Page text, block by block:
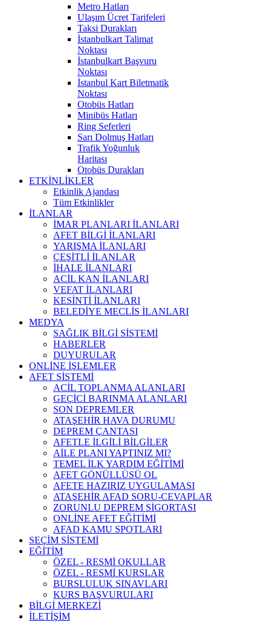
Metro Hatları
Ulaşım Ücret Tarifeleri
Taksi Durakları
İstanbulkart Talimat
Noktası
İstanbulkart Başvuru
Noktası
İstanbul Kart Biletmatik
Noktası
Otobüs Hatları
Minibüs Hatları
Ring Seferleri
Sarı Dolmuş Hatları
Trafik Yoğunluk
Haritası
Otobüs Durakları
ETKİNLİKLER
Etkinlik Ajandası
Tüm Etkinlikler
İLANLAR
İMAR PLANLARI İLANLARI
AFET BİLGİ İLANLARI
YARIŞMA İLANLARI
ÇEŞİTLİ İLANLAR
İHALE İLANLARI
ACİL KAN İLANLARI
VEFAT İLANLARI
KESİNTİ İLANLARI
BELEDİYE MECLİS İLANLARI
MEDYA
SAĞLIK BİLGİ SİSTEMİ
HABERLER
DUYURULAR
ONLİNE İŞLEMLER
AFET SİSTEMİ
ACİL TOPLANMA ALANLARI
GEÇİCİ BARINMA ALANLARI
SON DEPREMLER
ATAŞEHİR HAVA DURUMU
DEPREM ÇANTASI
AFETLE İLGİLİ BİLGİLER
AİLE PLANI YAPTINIZ MI?
TEMEL İLK YARDIM EĞİTİMİ
AFET GÖNÜLLÜSÜ OL
AFETE HAZIRIZ UYGULAMASI
ATAŞEHİR AFAD SORU-CEVAPLAR
ZORUNLU DEPREM SİGORTASI
ONLİNE AFET EĞİTİMİ
AFAD KAMU SPOTLARI
SEÇİM SİSTEMİ
EĞİTİM
ÖZEL - RESMİ OKULLAR
ÖZEL - RESMİ KURSLAR
BURSLULUK SINAVLARI
KURS BAŞVURULARI
BİLGİ MERKEZİ
İLETİŞİM